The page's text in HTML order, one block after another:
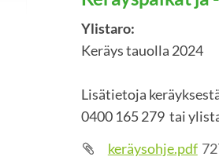
Ylistaro:
⁠⁠⁠⁠⁠⁠⁠Keräys tauolla 2024
Lisätietoja
0400 165 279 tai
keräysohje.pdf